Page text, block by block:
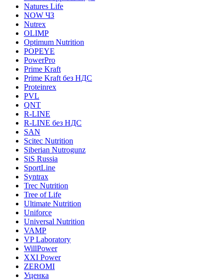
Natures Life
NOW ЧЗ
Nutrex
OLIMP
Optimum Nutrition
POPEYE
PowerPro
Prime Kraft
Prime Kraft без НДС
Proteinrex
PVL
QNT
R-LINE
R-LINE без НДС
SAN
Scitec Nutrition
Siberian Nutrogunz
SiS Russia
SportLine
Syntrax
Trec Nutrition
Tree of Life
Ultimate Nutrition
Uniforce
Universal Nutrition
VAMP
VP Laboratory
WillPower
XXI Power
ZEROMI
Уценка